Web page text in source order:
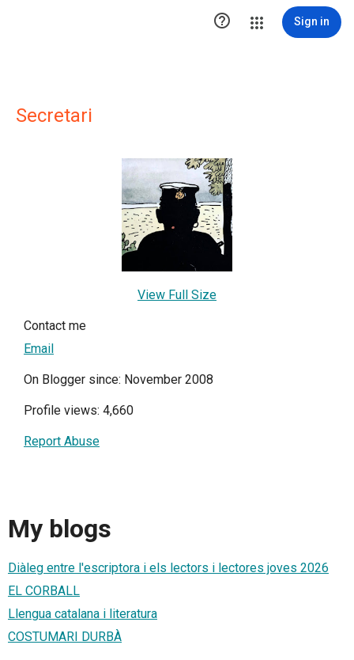
 Sign in
Secretari
View Full Size
Contact me
Email
On Blogger since: November 2008
Profile views: 4,660
Report Abuse
My blogs
Diàleg entre l'escriptora i els lectors i lectores joves 2026
EL CORBALL
Llengua catalana i literatura
COSTUMARI DURBÀ